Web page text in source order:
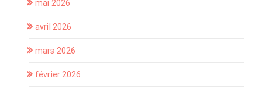
mai 2026
avril 2026
mars 2026
février 2026